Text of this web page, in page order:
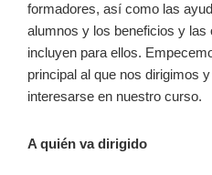
formadores, así como las
alumnos y los beneficios y las
incluyen para ellos.
principal al que nos dirigimos
interesarse en nuestro curso.
A quién va dirigido